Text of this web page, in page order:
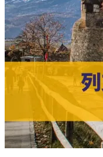
翰
洗
者
教
區
教
堂
Xewkija
Rotunda
｜
Gozo